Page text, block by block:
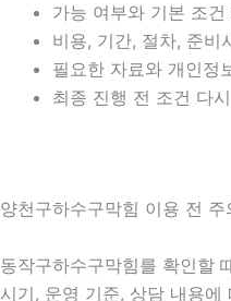
가능 여부와 기본 조건
비용, 기간, 절차, 준비
필요한 자료와 개인정
최종 진행 전 조건 다
양천구하수구막힘 이용 전
동작구하수구막힘를 확인할
시기, 운영 기준, 상담 내용